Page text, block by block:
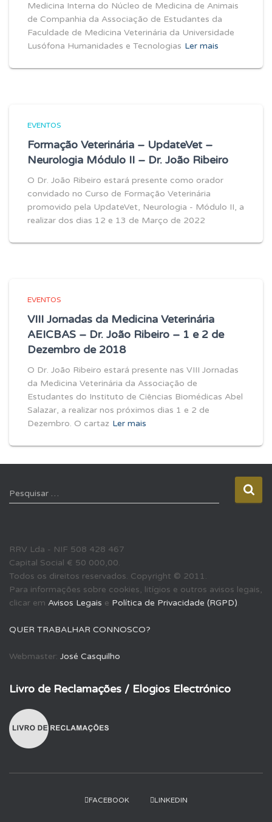
Medicina Interna do Núcleo de Medicina de Animais
de Companhia da Associação de Estudantes da
Faculdade de Medicina Veterinária da Universidade
Lusófona Humanidades e Tecnologias Ler mais
EVENTOS
Formação Veterinária – UpdateVet –
Neurologia Módulo II – Dr. João Ribeiro
O Dr. João Ribeiro estará presente como orador
convidado no Curso de Formação Veterinária
promovido pela UpdateVet, Neurologia - Módulo II, a
realizar dos dias 12 e 13 de Março de 2022
EVENTOS
VIII Jornadas da Medicina Veterinária
AEICBAS – Dr. João Ribeiro – 1 e 2 de
Dezembro de 2018
O Dr. João Ribeiro estará presente nas VIII Jornadas
da Medicina Veterinária da Associação de
Estudantes do Instituto de Ciências Biomédicas Abel
Salazar, a realizar nos próximos dias 1 e 2 de
Dezembro. O cartaz Ler mais
e
s
a
r
p
r
Pesquisar …
RRV Lda - NIF 508 428 467
Capital Social € 50 000,00.
Todos os direitos reservados. Copyright © 2011.
Para informações sobre cookies, litígios e outros avisos legais,
clicar em Avisos Legais e Política de Privacidade (RGPD).
QUER TRABALHAR CONNOSCO?
Webmaster: José Casquilho
Livro de Reclamações / Elogios Electrónico
FACEBOOK LINKEDIN